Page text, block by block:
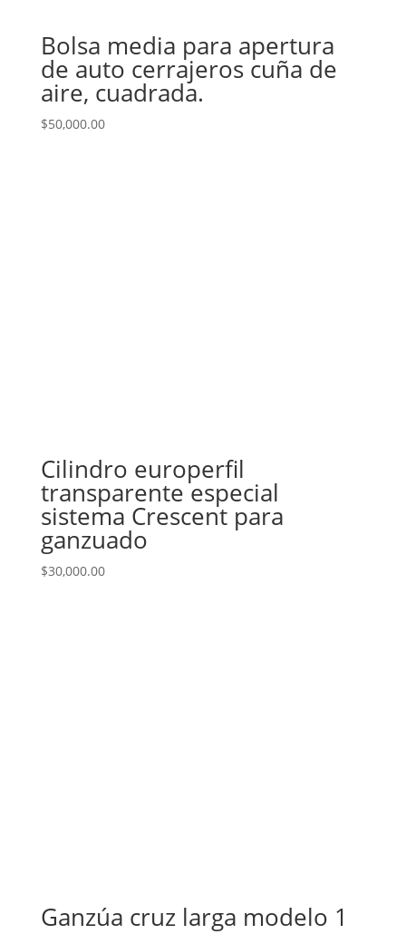
Bolsa media para apertura
de auto cerrajeros cuña de
aire, cuadrada.
$50,000.00
Cilindro europerfil
transparente especial
sistema Crescent para
ganzuado
$30,000.00
Ganzúa cruz larga modelo 1